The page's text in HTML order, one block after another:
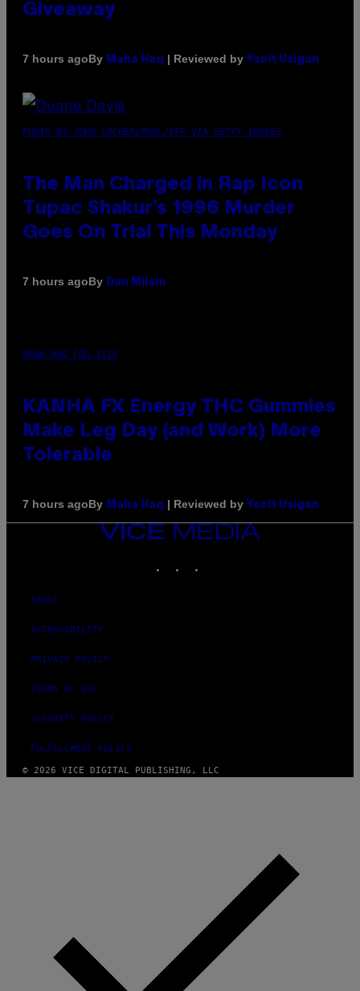
Giveaway
7 hours agoBy Maha Haq | Reviewed by Ysolt Usigan
PHOTO BY JOHN LOCHER/POOL/AFP VIA GETTY IMAGES
The Man Charged in Rap Icon
Tupac Shakur’s 1996 Murder
Goes On Trial This Monday
7 hours agoBy Dan Milam
MAHA HAQ FOR VICE
KANHA FX Energy THC Gummies
Make Leg Day (and Work) More
Tolerable
7 hours agoBy Maha Haq | Reviewed by Ysolt Usigan
VICE
MEDIA
ABOUT
ACCESSIBILITY
PRIVACY POLICY
TERMS OF USE
SECURITY POLICY
FULFILLMENT POLICY
© 2026 VICE DIGITAL PUBLISHING, LLC